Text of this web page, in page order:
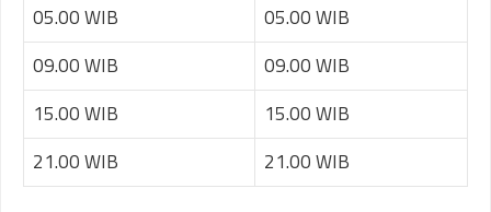
05.00 WIB
05.00 WIB
09.00 WIB
09.00 WIB
15.00 WIB
15.00 WIB
21.00 WIB
21.00 WIB